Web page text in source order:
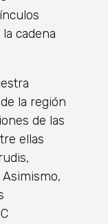
cadena
la región
de las
ellas